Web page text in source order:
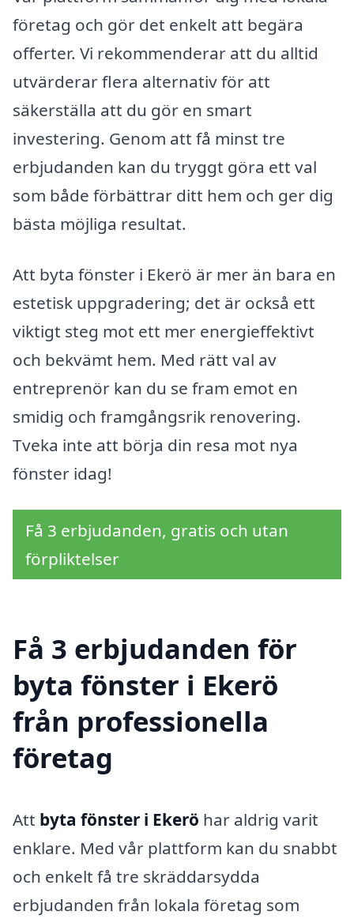
företag och gör det enkelt att begära
offerter. Vi rekommenderar att du alltid
utvärderar flera alternativ för att
säkerställa att du gör en smart
investering. Genom att få minst tre
erbjudanden kan du tryggt göra ett val
som både förbättrar ditt hem och ger dig
bästa möjliga resultat.
Att byta fönster i Ekerö är mer än bara en
estetisk uppgradering; det är också ett
viktigt steg mot ett mer energieffektivt
och bekvämt hem. Med rätt val av
entreprenör kan du se fram emot en
smidig och framgångsrik renovering.
Tveka inte att börja din resa mot nya
fönster idag!
Få 3 erbjudanden, gratis och utan
förpliktelser
Få 3 erbjudanden för
byta fönster i Ekerö
från professionella
företag
Att byta fönster i Ekerö har aldrig varit
enklare. Med vår plattform kan du snabbt
och enkelt få tre skräddarsydda
erbjudanden från lokala företag som